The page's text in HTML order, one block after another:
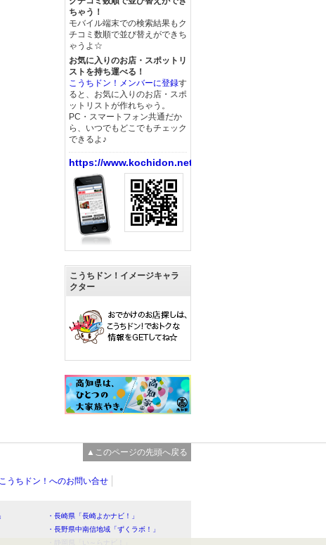
ちゃう！
モバイル端末での検索結果もク
チコミ数順で並び替えができち
ゃうよ☆
お気に入りのお店・スポットリ
ストを持ち運べる！
こうちドン！メンバーに登録す
ると、お気に入りのお店・スポ
ットリストが作れちゃう。
PC・スマートフォン共通だか
ら、いつでもどこでもチェック
できるよ♪
https://www.kochidon.net/
こうちドン！イメージキャラ
クター
▲このページの先頭へ戻る
こうちドン！へのお問い合せ
・長崎県「長崎よかナビ！」
・長野県中南信地域「ずくラボ！」